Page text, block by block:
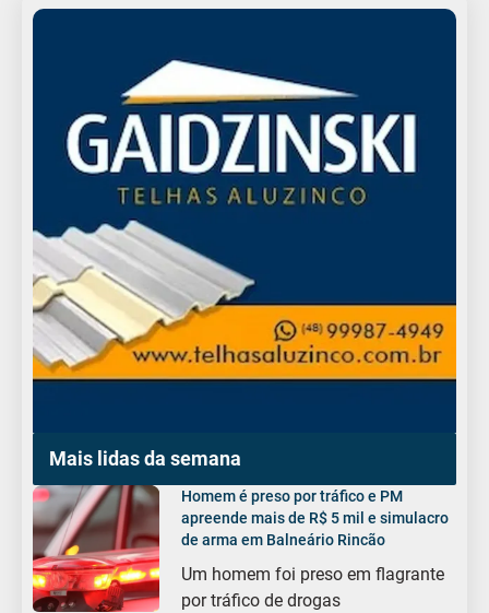
Mais lidas da semana
Homem é preso por tráfico e PM
apreende mais de R$ 5 mil e simulacro
de arma em Balneário Rincão
Um homem foi preso em flagrante
por tráfico de drogas